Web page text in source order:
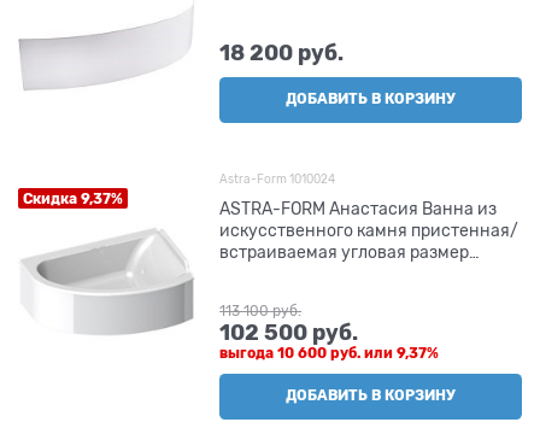
18 200 руб.
ДОБАВИТЬ В КОРЗИНУ
Скидка 9,37%
Astra-Form 1010024
ASTRA-FORM Анастасия Ванна из
искусственного камня пристенная/
встраиваемая угловая размер
опорами, цвет белый
113 100 руб.
102 500 руб.
выгода10 600 руб. или9,37%
ДОБАВИТЬ В КОРЗИНУ